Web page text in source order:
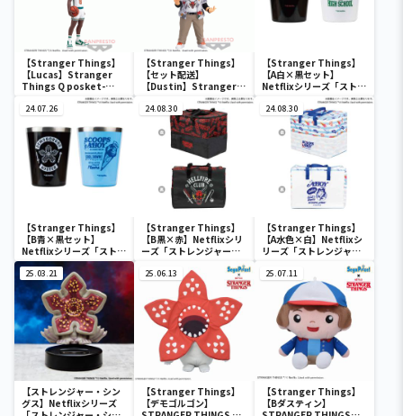
【Stranger Things】
【Lucas】Stranger
Things Q posket-
【Stranger Things】
【セット配送】
【Dustin】Stranger
Things Q posket-
Dustin-vol.2
【Stranger Things】
【A白×黒セット】
Netflixシリーズ「ストレ
ンジャー・シングス 未知
の世界 」 ステンレスタン
ブラーセット
24.07.26
【Stranger Things】
【B青×黒セット】
Netflixシリーズ「ストレ
ンジャー・シングス 未知
の世界 」 ステンレスタン
ブラーセット
24.08.30
【Stranger Things】
【B黒×赤】Netflixシリ
ーズ「ストレンジャー・
シングス 未知の世界」 保
冷保温BIGマルチバッグ
24.08.30
【Stranger Things】
【A水色×白】Netflixシ
リーズ「ストレンジャ
界」 保冷保温BIGマルチ
25.03.21
【ストレンジャー・シン
グス】Netflixシリーズ
25.06.13
【Stranger Things】
【デモゴルゴン】
25.07.11
【Stranger Things】
【Bダスティン】